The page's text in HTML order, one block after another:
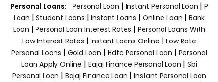
Personal Loans: Personal Loan | Instant Personal Loan | P
Loan | Student Loans | Instant Loans | Online Loan | Bank
Loan | Personal Loan Interest Rates | Personal Loans With
Low Interest Rates | Instant Loans Online | Low Rate
Personal Loans | Gold Loan | Hdfc Personal Loan | Personal
Loan Apply Online | Bajaj Finance Personal Loan | Sbi
Personal Loan | Bajaj Finance Loan | Instant Personal Loan